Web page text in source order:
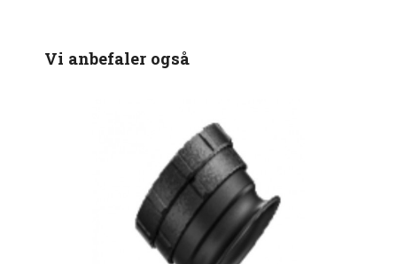
Vi anbefaler også